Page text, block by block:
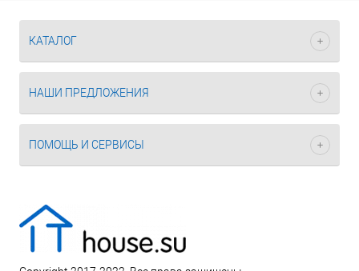
КАТАЛОГ
НАШИ ПРЕДЛОЖЕНИЯ
ПОМОЩЬ И СЕРВИСЫ